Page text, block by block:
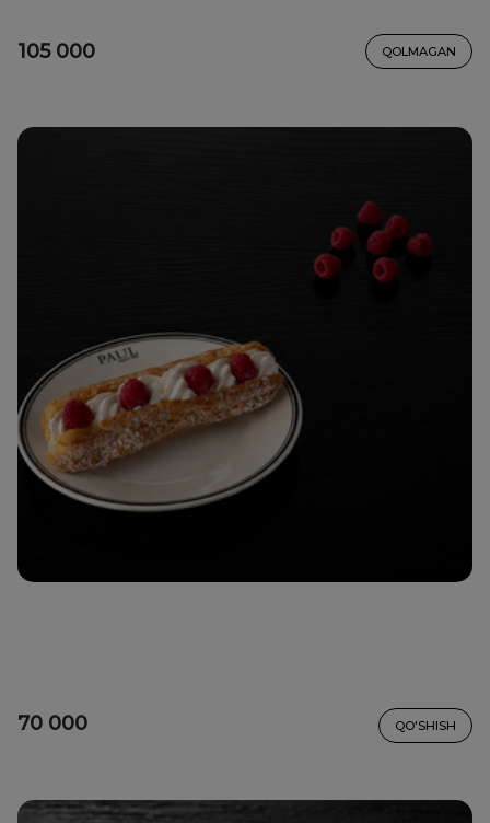
105 000 QOLMAGAN
70 000 QO'SHISH